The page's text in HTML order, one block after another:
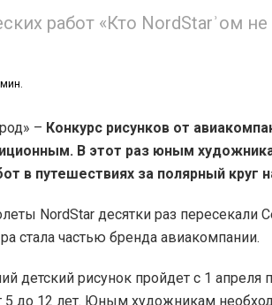
работ «Кто NordStarʾом
– Конкурс рисунков от
В этот раз юным
в путешествиях за полярный круг
NordStar десятки раз пересекали
стала частью бренда авиакомпании.
детский рисунок пройдет с 1 апреля
5 до 12 лет. Юным художникам